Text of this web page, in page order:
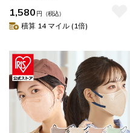
1,580 円 （税込）
積算 14 マイル (1倍)